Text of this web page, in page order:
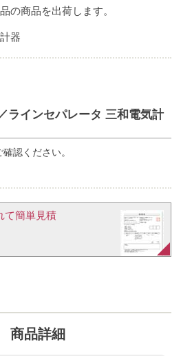
の商品を出荷します。
器
ラインセパレータ 三和電気計
認ください。
て簡単見積​
商品詳細